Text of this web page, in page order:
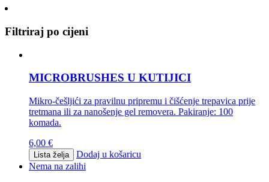
Filtriraj po cijeni
MICROBRUSHES U KUTIJICI
Mikro-češljići za pravilnu pripremu i čišćenje trepavica prije
tretmana ili za nanošenje gel removera. Pakiranje: 100
komada.
6,00 €
Lista želja
Dodaj u košaricu
Nema na zalihi